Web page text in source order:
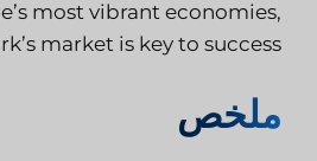
most vibrant economies,
market is key to success.
ملخص